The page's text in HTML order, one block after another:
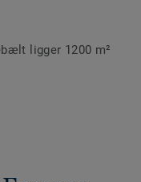
ligger 1200 m²